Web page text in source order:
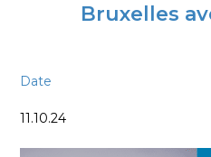
Bruxelles
Date
11.10.24